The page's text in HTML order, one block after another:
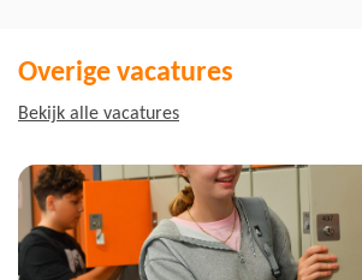
Overige vacatures
Bekijk alle vacatures